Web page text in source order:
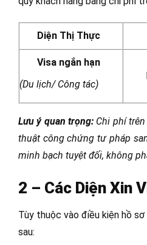
Diện Thị Thực
Visa ngắn hạn
(Du lịch/ Công tác)
Lưu ý quan trọng: Chi phí
thuật công chứng tư pháp
minh bạch tuyệt đối, không
2 – Các Diện Xin
Tùy thuộc vào điều kiện hồ
sau: